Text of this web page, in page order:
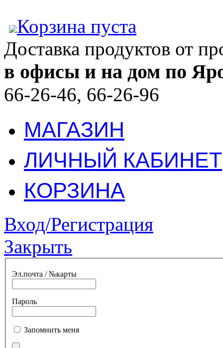
Корзина пуста
Доставка продуктов от
в офисы и на дом по
66-26-46, 66-26-96
МАГАЗИН
ЛИЧНЫЙ КАБИНЕТ
КОРЗИНА
Вход/Регистрация
Закрыть
Эл.почта / №карты
Пароль
Запомнить меня